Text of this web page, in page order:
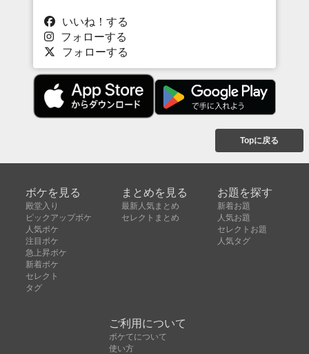
いいね！する
フォローする
フォローする
Topに戻る
ボケを見る
殿堂入り
ピックアップボケ
人気ボケ
注目ボケ
急上昇ボケ
新着ボケ
セレクト
タグ
まとめを見る
最新人気まとめ
セレクトまとめ
お題を探す
新着お題
人気お題
セレクトお題
人気タグ
ご利用について
ボケてについて
使い方